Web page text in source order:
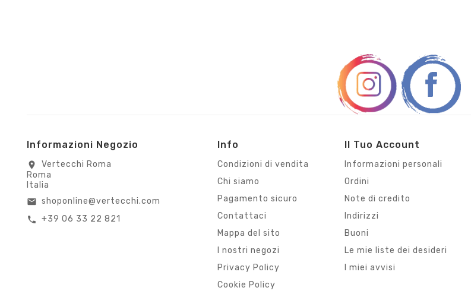
Informazioni Negozio
location_on
Vertecchi Roma
Roma
Italia
email shoponline@vertecchi.com
call +39 06 33 22 821
Info
Condizioni di vendita
Chi siamo
Pagamento sicuro
Contattaci
Mappa del sito
I nostri negozi
Privacy Policy
Cookie Policy
Il Tuo Account
Informazioni personali
Ordini
Note di credito
Indirizzi
Buoni
Le mie liste dei desideri
I miei avvisi